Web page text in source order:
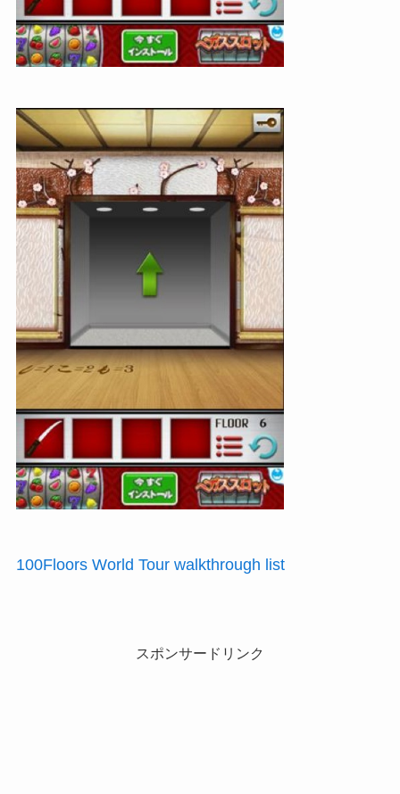
100Floors World Tour walkthrough list
スポンサードリンク